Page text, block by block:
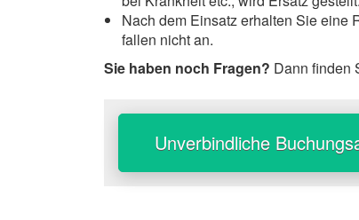
Nach dem Einsatz erhalten Sie eine
fallen nicht an.
Sie haben noch Fragen? Dann finden
Unverbindliche